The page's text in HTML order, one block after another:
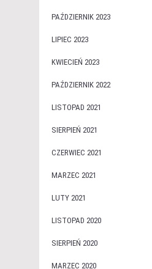
PAŹDZIERNIK 2023
LIPIEC 2023
KWIECIEŃ 2023
PAŹDZIERNIK 2022
LISTOPAD 2021
SIERPIEŃ 2021
CZERWIEC 2021
MARZEC 2021
LUTY 2021
LISTOPAD 2020
SIERPIEŃ 2020
MARZEC 2020